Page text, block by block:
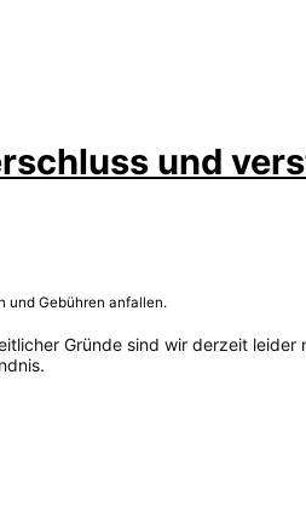
und
und Gebühren anfallen.
Gründe sind wir derzeit